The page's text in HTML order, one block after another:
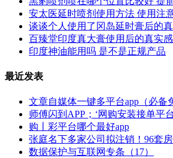
安太医延时喷剂使用方法 使用注
谈谈个人使用了冈岛延时膏后的
百臻堂印度真大膏使用后的真实
印度神油能用吗 是不是正规产品
最近发表
文章自媒体一键多平台app（必备
师傅闪到APP；‘网购安装接单平
购丨彩平台哪个最好app
张庭名下多家公司拟注销！96套
数据保护与互联网专条（17）